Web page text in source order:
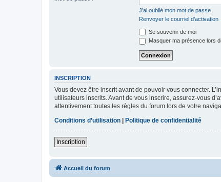
J’ai oublié mon mot de passe
Renvoyer le courriel d’activation
Se souvenir de moi
Masquer ma présence lors
INSCRIPTION
Vous devez être inscrit avant de pouvoir vous connecter.
utilisateurs inscrits. Avant de vous inscrire, assurez-vous
attentivement toutes les règles du forum lors de votre
Conditions d’utilisation
Politique de confidentialité
Inscription
Accueil du forum